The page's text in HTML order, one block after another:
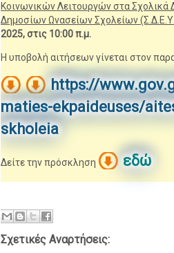
Κοινωνικών Λειτουργών στα
Δημοσίων Ωνασείων Σχολείων
2025, στις 10:00 π.μ.
Η υποβολή αιτήσεων γίνεται στον
https://
maties-ekpaideuses/
skholeia
Δείτε την πρόσκληση εδώ
Σχετικές Αναρτήσεις: